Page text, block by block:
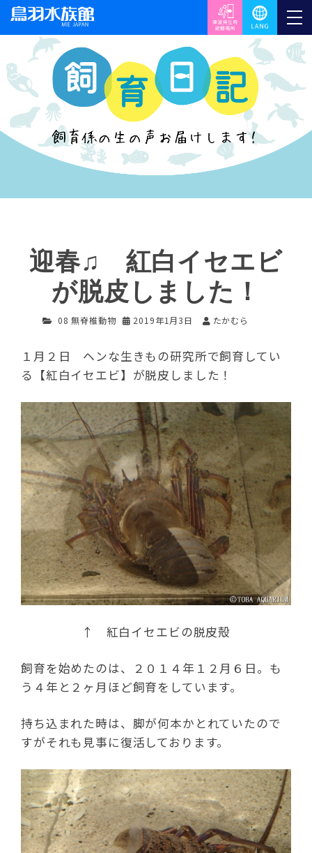
迎春♫ 紅白イセエビ
が脱皮しました！
08 無脊椎動物 2019年1月3日 たかむら
１月２日 ヘンな生きもの研究所で飼育してい
る【紅白イセエビ】が脱皮しました！
↑ 紅白イセエビの脱皮殻
飼育を始めたのは、２０１４年１２月６日。も
う４年と２ヶ月ほど飼育をしています。
持ち込まれた時は、脚が何本かとれていたので
すがそれも見事に復活しております。